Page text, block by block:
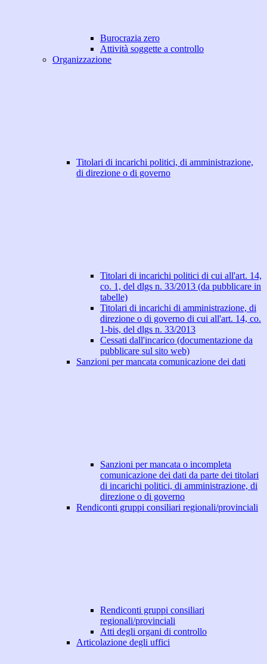
Burocrazia zero
Attività soggette a controllo
Organizzazione
Titolari di incarichi politici, di amministrazione,
di direzione o di governo
Titolari di incarichi politici di cui all'art. 14,
co. 1, del dlgs n. 33/2013 (da pubblicare in
tabelle)
Titolari di incarichi di amministrazione, di
direzione o di governo di cui all'art. 14, co.
1-bis, del dlgs n. 33/2013
Cessati dall'incarico (documentazione da
pubblicare sul sito web)
Sanzioni per mancata comunicazione dei dati
Sanzioni per mancata o incompleta
comunicazione dei dati da parte dei titolari
di incarichi politici, di amministrazione, di
direzione o di governo
Rendiconti gruppi consiliari regionali/provinciali
Rendiconti gruppi consiliari
regionali/provinciali
Atti degli organi di controllo
Articolazione degli uffici